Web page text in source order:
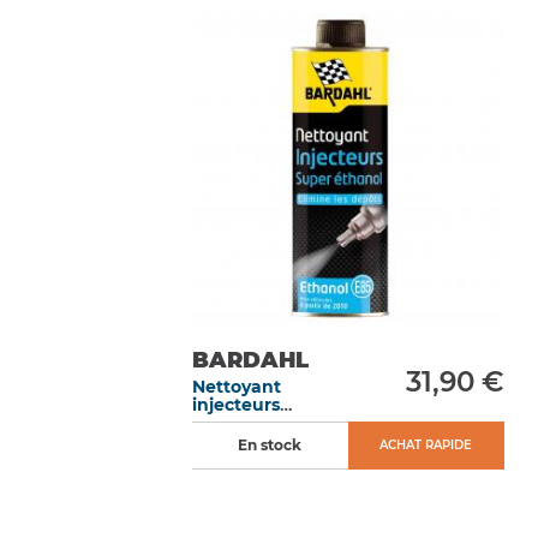
BARDAHL
Nettoyant
injecteurs
SuperEthanol
E85 500 ML
31,90 €
En stock ACHAT RAPIDE